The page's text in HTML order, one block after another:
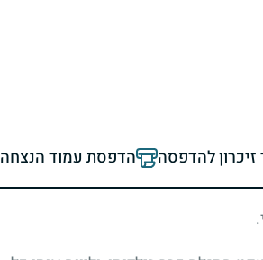
זיכרון להדפסה הדפסת עמוד הנצחה